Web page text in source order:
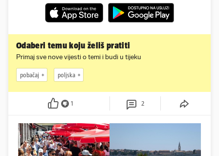
Odaberi temu koju želiš pratiti
Primaj sve nove vijesti o temi i budi u tijeku
pobačaj poljska
1 2